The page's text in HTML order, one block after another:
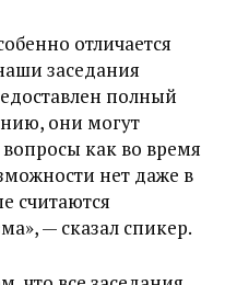
отличается
заседания
полный
они могут
как во время
нет даже в
считаются
— сказал спикер.